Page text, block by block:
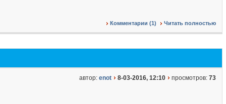
Комментарии (1) Читать полностью
автор: enot 8-03-2016, 12:10 просмотров: 73